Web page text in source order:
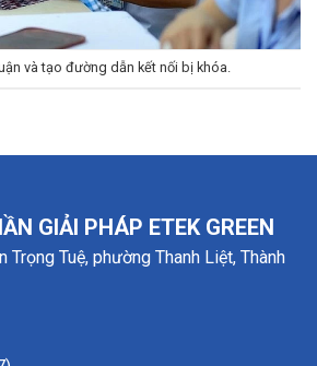
và tạo đường dẫn kết nối bị khóa.
GIẢI PHÁP ETEK GREEN
Tuệ, phường Thanh Liệt, Thành